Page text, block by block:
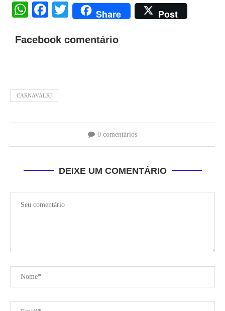
WhatsApp
Facebook
Twitter
Share Post
Facebook comentário
CARNAVALRJ
0 comentários
DEIXE UM COMENTÁRIO